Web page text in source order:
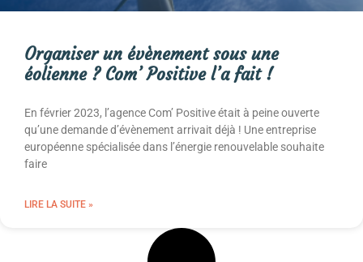
Organiser un évènement sous une
éolienne ? Com’ Positive l’a fait !
En février 2023, l’agence Com’ Positive était à peine ouverte
qu’une demande d’évènement arrivait déjà ! Une entreprise
européenne spécialisée dans l’énergie renouvelable souhaite
faire
LIRE LA SUITE »